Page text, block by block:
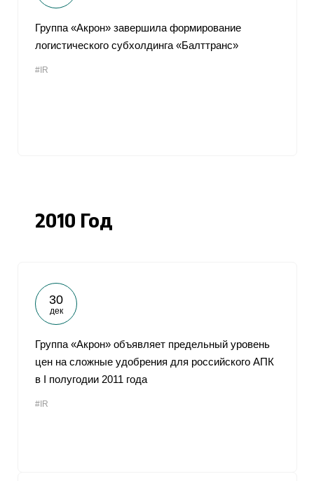
Группа «Акрон» завершила формирование
логистического субхолдинга «Балттранс»
#IR
2010 Год
30
дек
Группа «Акрон» объявляет предельный уровень
цен на сложные удобрения для российского АПК
в I полугодии 2011 года
#IR